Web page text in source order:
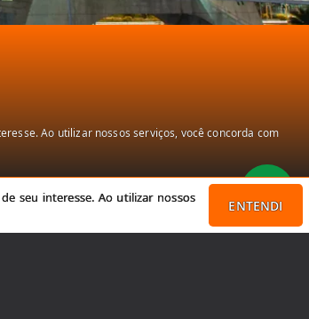
Ao utilizar nossos serviços, você concorda com
seu interesse. Ao utilizar nossos
ENTENDI